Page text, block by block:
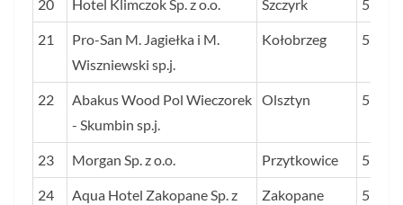
20 Hotel Klimczok Sp. z o.o. Szczyrk 55
21
Pro-San M. Jagiełka i M.
Wiszniewski sp.j.
Kołobrzeg 53
22
Abakus Wood Pol Wieczorek
- Skumbin sp.j.
Olsztyn 53
23 Morgan Sp. z o.o. Przytkowice 51
24
Aqua Hotel Zakopane Sp. z
Zakopane 51